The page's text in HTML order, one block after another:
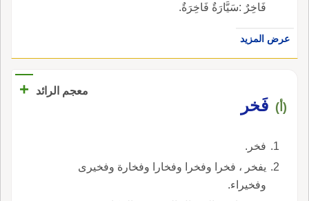
فَاخِرٌ :سَيَّارَةٌ فَاخِرَةٌ.
عرض المزيد
معجم الرائد +
(أ) فَخر
فخر.
يفخر ، فخرا وفخرا وفخارا وفخارة وفخيرى
وفخيراء.